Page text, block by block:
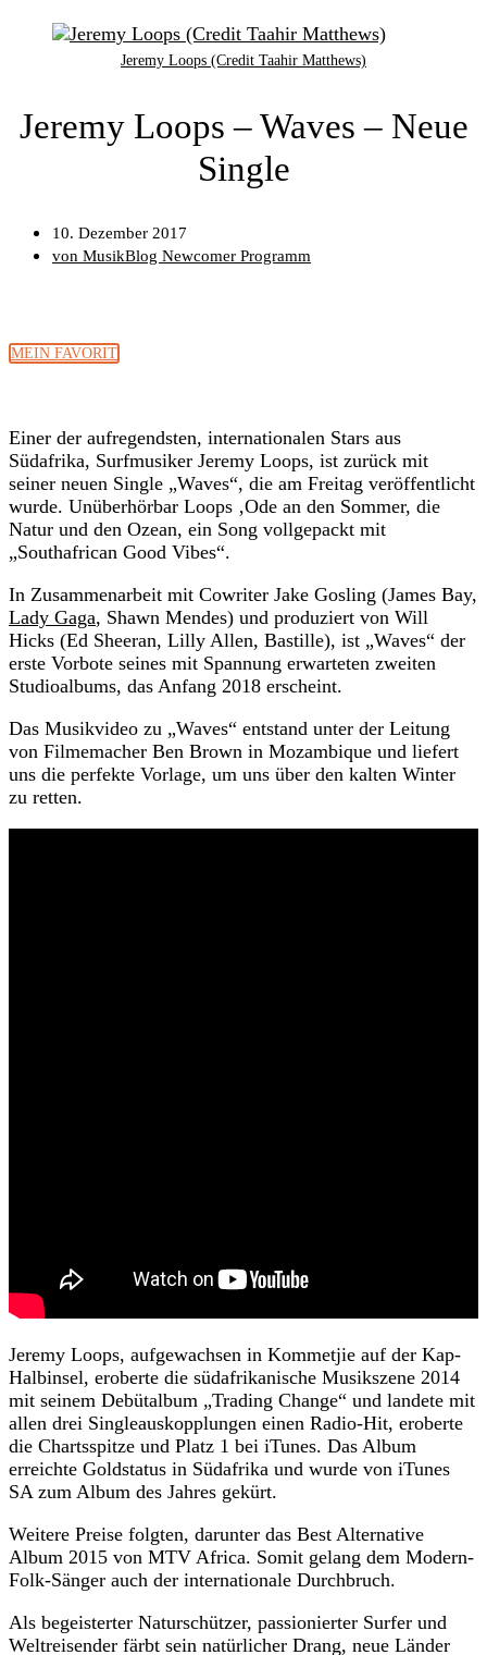
Jeremy Loops (Credit Taahir Matthews)
Jeremy Loops – Waves – Neue
Single
10. Dezember 2017
von MusikBlog Newcomer Programm
MEIN FAVORIT
Einer der aufregendsten, internationalen Stars aus
Südafrika, Surfmusiker Jeremy Loops, ist zurück mit
seiner neuen Single „Waves“, die am Freitag veröffentlicht
wurde. Unüberhörbar Loops ‚Ode an den Sommer, die
Natur und den Ozean, ein Song vollgepackt mit
„Southafrican Good Vibes“.
In Zusammenarbeit mit Cowriter Jake Gosling (James Bay,
Lady Gaga, Shawn Mendes) und produziert von Will
Hicks (Ed Sheeran, Lilly Allen, Bastille), ist „Waves“ der
erste Vorbote seines mit Spannung erwarteten zweiten
Studioalbums, das Anfang 2018 erscheint.
Das Musikvideo zu „Waves“ entstand unter der Leitung
von Filmemacher Ben Brown in Mozambique und liefert
uns die perfekte Vorlage, um uns über den kalten Winter
zu retten.
Jeremy Loops, aufgewachsen in Kommetjie auf der Kap-
Halbinsel, eroberte die südafrikanische Musikszene 2014
mit seinem Debütalbum „Trading Change“ und landete mit
allen drei Singleauskopplungen einen Radio-Hit, eroberte
die Chartsspitze und Platz 1 bei iTunes. Das Album
erreichte Goldstatus in Südafrika und wurde von iTunes
SA zum Album des Jahres gekürt.
Weitere Preise folgten, darunter das Best Alternative
Album 2015 von MTV Africa. Somit gelang dem Modern-
Folk-Sänger auch der internationale Durchbruch.
Als begeisterter Naturschützer, passionierter Surfer und
Weltreisender färbt sein natürlicher Drang, neue Länder